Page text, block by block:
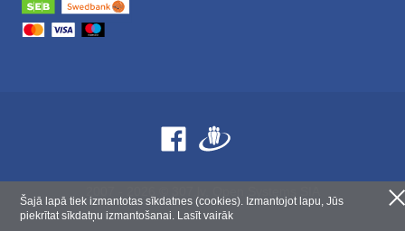
Šajā lapā tiek izmantotas sīkdatnes (cookies). Izmantojot lapu, Jūs
piekrītat sīkdatņu izmantošanai. Lasīt vairāk